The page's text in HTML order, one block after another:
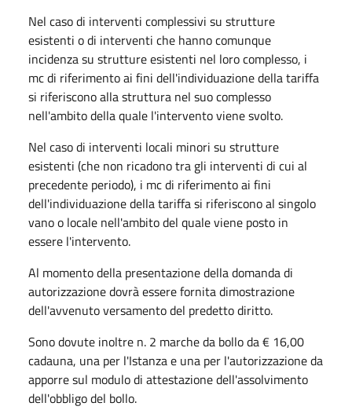
Nel caso di interventi complessivi su strutture
esistenti o di interventi che hanno comunque
incidenza su strutture esistenti nel loro complesso, i
mc di riferimento ai fini dell'individuazione della tariffa
si riferiscono alla struttura nel suo complesso
nell'ambito della quale l'intervento viene svolto.
Nel caso di interventi locali minori su strutture
esistenti (che non ricadono tra gli interventi di cui al
precedente periodo), i mc di riferimento ai fini
dell'individuazione della tariffa si riferiscono al singolo
vano o locale nell'ambito del quale viene posto in
essere l'intervento.
Al momento della presentazione della domanda di
autorizzazione dovrà essere fornita dimostrazione
dell'avvenuto versamento del predetto diritto.
Sono dovute inoltre n. 2 marche da bollo da € 16,00
cadauna, una per l'Istanza e una per l'autorizzazione da
apporre sul modulo di attestazione dell'assolvimento
dell'obbligo del bollo.